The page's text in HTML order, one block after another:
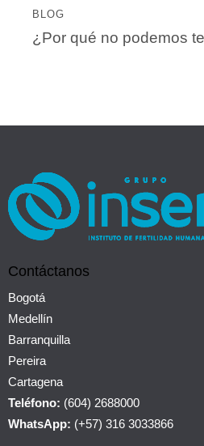
BLOG
¿Por qué no podemos
Contáctanos
Bogotá
Medellín
Barranquilla
Pereira
Cartagena
Teléfono: (604) 2688000
WhatsApp: (+57) 316 3033866